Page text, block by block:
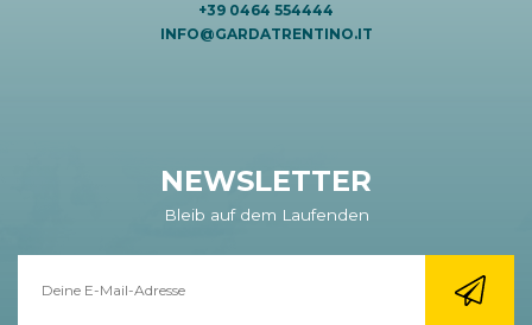
+39 0464 554444
INFO@GARDATRENTINO.IT
NEWSLETTER
Bleib auf dem Laufenden